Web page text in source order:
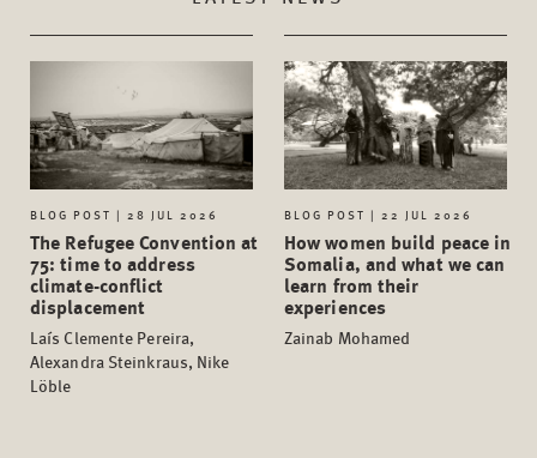
BLOG POST | 28 JUL 2026
The Refugee Convention at
75: time to address
climate-conflict
displacement
Laís Clemente Pereira,
Alexandra Steinkraus, Nike
Löble
BLOG POST | 22 JUL 2026
How women build peace in
Somalia, and what we can
learn from their
experiences
Zainab Mohamed